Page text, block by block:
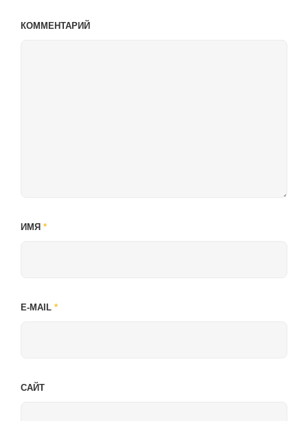
КОММЕНТАРИЙ
ИМЯ *
E-MAIL *
САЙТ